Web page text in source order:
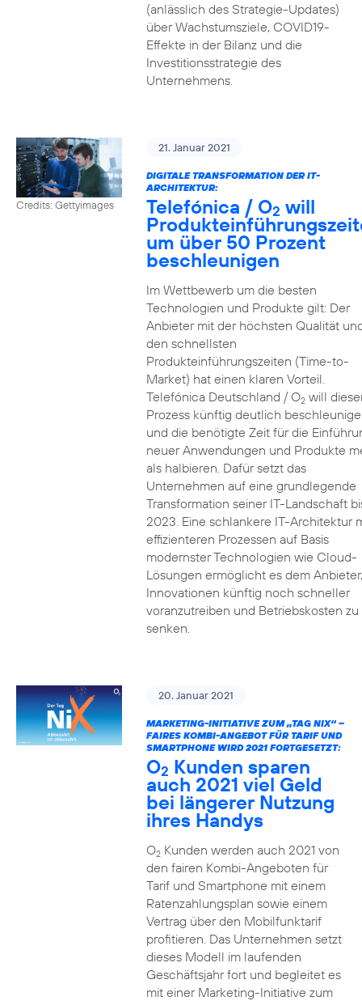
(anlässlich des Strategie-Updates)
über Wachstumsziele, COVID19-
Effekte in der Bilanz und die
Investitionsstrategie des
Unternehmens.
Credits: Gettyimages
21. Januar 2021
DIGITALE TRANSFORMATION DER IT-
ARCHITEKTUR:
Telefónica / O2 will
um über 50 Prozent
beschleunigen
Im Wettbewerb um die besten
Technologien und Produkte gilt: Der
Anbieter mit der höchsten Qualität
den schnellsten
Produkteinführungszeiten (Time-to-
Market) hat einen klaren Vorteil.
Telefónica Deutschland / O2will
Prozess künftig deutlich
und die benötigte Zeit für die
neuer Anwendungen und Produkte
als halbieren. Dafür setzt das
Unternehmen auf eine grundlegende
Transformation seiner IT-Landschaft
2023. Eine schlankere IT-Architektur
effizienteren Prozessen auf Basis
modernster Technologien wie Cloud-
Lösungen ermöglicht es dem Anbieter,
Innovationen künftig noch schneller
voranzutreiben und Betriebskosten zu
senken.
20. Januar 2021
MARKETING-INITIATIVE ZUM „TAG NIX“ –
FAIRES KOMBI-ANGEBOT FÜR TARIF UND
SMARTPHONE WIRD 2021 FORTGESETZT:
O2 Kunden sparen
auch 2021 viel Geld
bei längerer Nutzung
ihres Handys
O2Kunden werden auch 2021 von
den fairen Kombi-Angeboten für
Tarif und Smartphone mit einem
Ratenzahlungsplan sowie einem
Vertrag über den Mobilfunktarif
profitieren. Das Unternehmen setzt
dieses Modell im laufenden
Geschäftsjahr fort und begleitet es
mit einer Marketing-Initiative zum